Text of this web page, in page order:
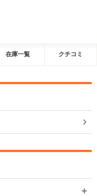
在庫一覧 クチコミ